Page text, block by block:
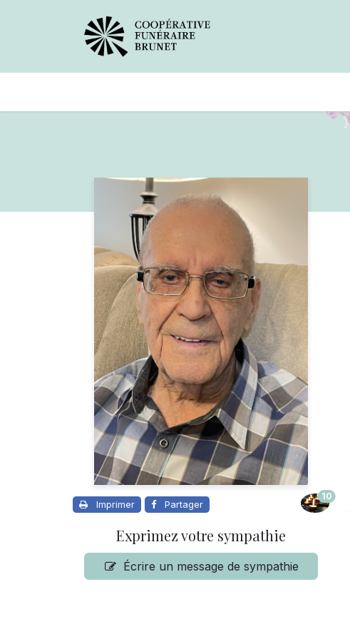
Imprimer Partager
10
Exprimez votre sympathie
Écrire un message de sympathie